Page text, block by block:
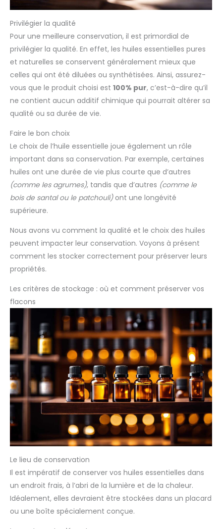
Privilégier la qualité
Pour une meilleure conservation, il est primordial de
privilégier la qualité. En effet, les huiles essentielles pures
et naturelles se conservent généralement mieux que
celles qui ont été diluées ou synthétisées. Ainsi, assurez-
vous que le produit choisi est 100% pur, c’est-à-dire qu’il
ne contient aucun additif chimique qui pourrait altérer sa
qualité ou sa durée de vie.
Faire le bon choix
Le choix de l’huile essentielle joue également un rôle
important dans sa conservation. Par exemple, certaines
huiles ont une durée de vie plus courte que d’autres
(comme les agrumes), tandis que d’autres (comme le
bois de santal ou le patchouli)ont une longévité
supérieure.
Nous avons vu comment la qualité et le choix des huiles
peuvent impacter leur conservation. Voyons à présent
comment les stocker correctement pour préserver leurs
propriétés.
Les critères de stockage : où et comment préserver vos
flacons
Le lieu de conservation
Il est impératif de conserver vos huiles essentielles dans
un endroit frais, à l’abri de la lumière et de la chaleur.
Idéalement, elles devraient être stockées dans un placard
ou une boîte spécialement conçue.